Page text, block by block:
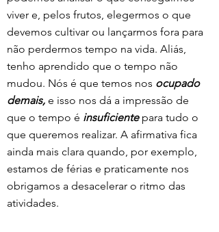
viver e, pelos frutos, elegermos o que
devemos cultivar ou lançarmos fora para
não perdermos tempo na vida. Aliás,
tenho aprendido que o tempo não
mudou. Nós é que temos nos ocupado
demais, e isso nos dá a impressão de
que o tempo é insuficiente para tudo o
que queremos realizar. A afirmativa fica
ainda mais clara quando, por exemplo,
estamos de férias e praticamente nos
obrigamos a desacelerar o ritmo das
atividades.